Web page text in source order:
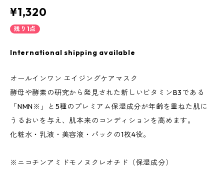
¥1,320
残り1点
International shipping available
オールインワン エイジングケアマスク
酵母や酵素の研究から発見された新しいビタミンB3である
「NMN※」と5種のプレミアム保湿成分が年齢を重ねた肌に
うるおいを与え、肌本来のコンディションを高めます。
化粧水・乳液・美容液・パックの1枚4役。
※ニコチンアミドモノヌクレオチド（保湿成分）